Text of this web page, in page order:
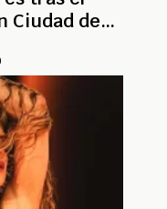
Ciudad de